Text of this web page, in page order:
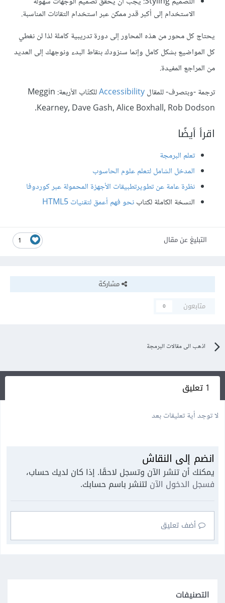
الاستخدام إلى أكبر قدر ممكن عبر استخدام التقانات المناسبة.
يحتاج كل محور من هذه المحاور إلى دورة تدريبية كاملة لذا لن نغطي
كل المواضيع بشكل كامل وإنما سنزودك بنقاط البدء ونوجهك إلى العديد
من المراجع المفيدة.
ترجمة -وبتصرف- للمقالAccessibility
للكتّاب الأربعة: Meggin
Kearney, Dave Gash, Alice Boxhall, Rob Dodson.
اقرأ أيضًا
تعلم البرمجة
المدخل الشامل لتعلم علوم الحاسوب
نظرة عامة عن تطويرتطبيقات الأجهزة المحمولة عبر كوردوفا
النسخة الكاملة لكتابنحو فهم أعمق لتقنيات HTML5
1 التبليغ عن مقال
مشاركة
متابعون
0
اذهب الى مقالات البرمجة
1 تعليق
لا توجد أية تعليقات بعد
انضم إلى النقاش
يمكنك أن تنشر الآن وتسجل لاحقًا. إذا كان لديك حساب،
فسجل الدخول الآن لتنشر باسم حسابك.
أضف تعليق
التصنيفات